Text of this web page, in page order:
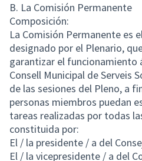
B. La Comisión Permanente
Composición:
La Comisión Permanente es
designado por el Plenario,
garantizar el funcionamiento
Consell Municipal de Serveis
de las sesiones del Pleno, a
personas miembros puedan
tareas realizadas por todas
constituida por:
El / la presidente / a del
El / la vicepresidente / a del